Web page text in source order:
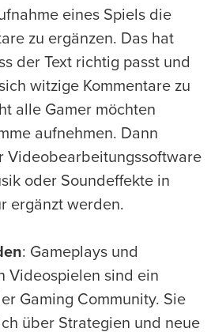
eines Spiels die
zu ergänzen. Das hat
der Text richtig passt und
witzige Kommentare zu
alle Gamer möchten
aufnehmen. Dann
Videobearbeitungssoftware
oder Soundeffekte in
ergänzt werden.
: Gameplays und
Videospielen sind ein
Gaming Community. Sie
über Strategien und neue